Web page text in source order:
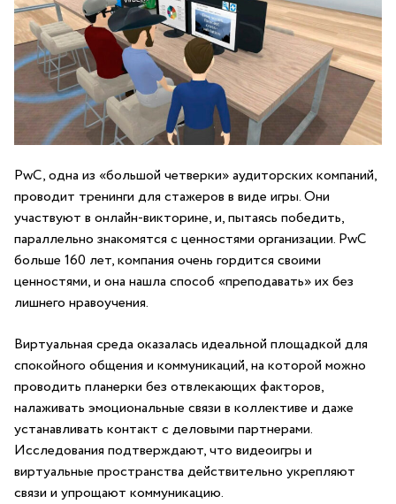
PwC, одна из «большой четверки» аудиторских компаний,
проводит тренинги для стажеров в виде игры. Они
участвуют в онлайн-викторине, и, пытаясь победить,
параллельно знакомятся с ценностями организации. PwC
больше 160 лет, компания очень гордится своими
ценностями, и она нашла способ «преподавать» их без
лишнего нравоучения.
Виртуальная среда оказалась идеальной площадкой для
спокойного общения и коммуникаций, на которой можно
проводить планерки без отвлекающих факторов,
налаживать эмоциональные связи в коллективе и даже
устанавливать контакт с деловыми партнерами.
Исследования подтверждают, что видеоигры и
виртуальные пространства действительно укрепляют
связи и упрощают коммуникацию.